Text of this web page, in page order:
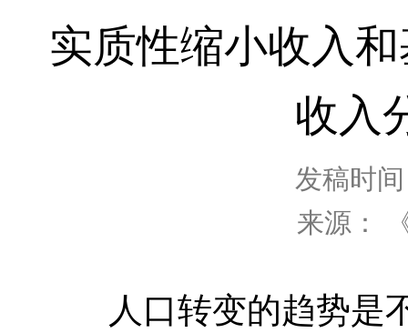
实质性缩小收入
收入
发稿时
来源：
人口转变的趋势是